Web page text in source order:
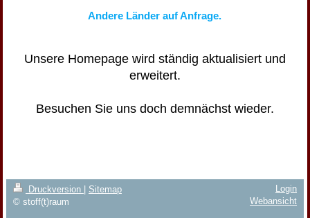
Andere Länder auf Anfrage.
Unsere Homepage wird ständig aktualisiert und
erweitert.
Besuchen Sie uns doch demnächst wieder.
Druckversion
Sitemap
© stoff(t)raum
Login
Webansicht